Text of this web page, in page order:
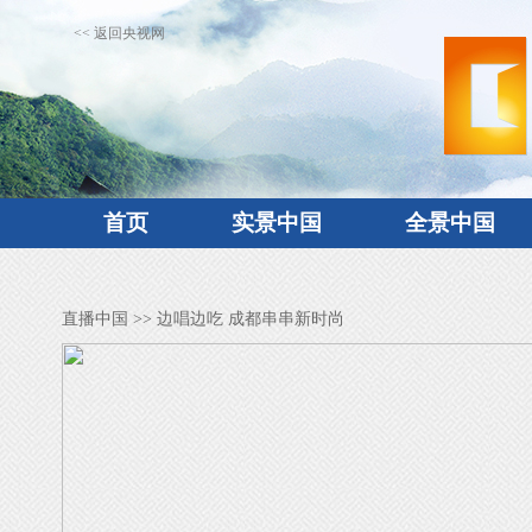
<< 返回央视网
首页 实景中国 全景中国
直播中国 >> 边唱边吃 成都串串新时尚